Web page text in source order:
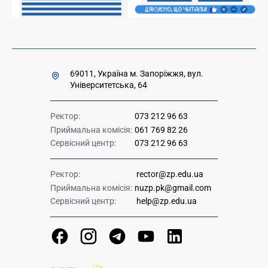
69011, Україна м. Запоріжжя, вул.
Університетська, 64
Ректор:
073 212 96 63
Приймальна комісія: 061 769 82 26
Сервісний центр:
073 212 96 63
Ректор:
rector@zp.edu.ua
Приймальна комісія: nuzp.pk@gmail.com
Сервісний центр:
help@zp.edu.ua